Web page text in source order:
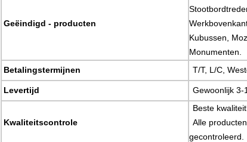
Geëindigd - producten
Kubussen,
Monumenten.
Betalingstermijnen
T/T, L/C,
Levertijd Gewoonlijk 3-
Kwaliteitscontrole
Beste
Alle
gecontroleerd.